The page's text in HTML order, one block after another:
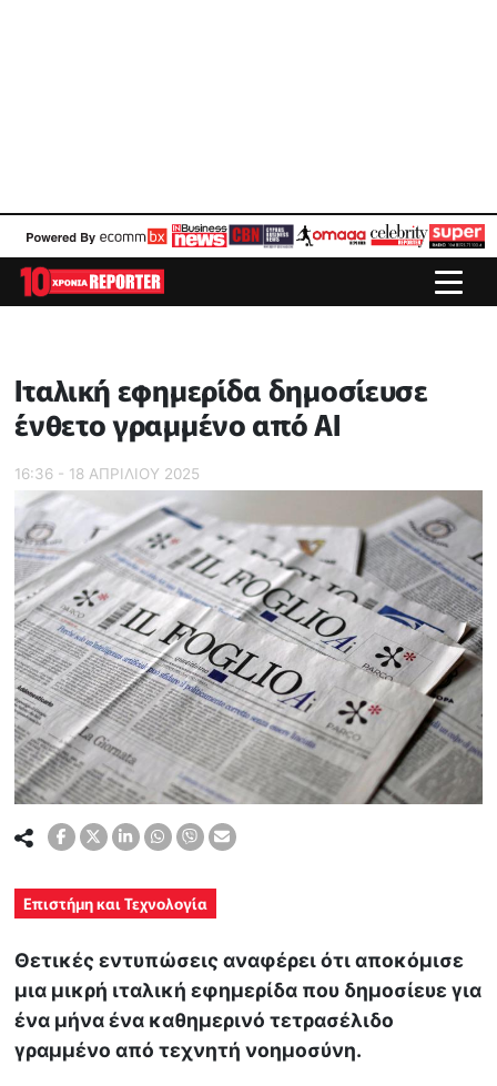
Ιταλική εφημερίδα δημοσίευσε
ένθετο γραμμένο από ΑΙ
16:36 - 18 ΑΠΡΙΛΙΟΥ 2025
Επιστήμη και Τεχνολογία
Θετικές εντυπώσεις αναφέρει ότι αποκόμισε
μια μικρή ιταλική εφημερίδα που δημοσίευε για
ένα μήνα ένα καθημερινό τετρασέλιδο
γραμμένο από τεχνητή νοημοσύνη.